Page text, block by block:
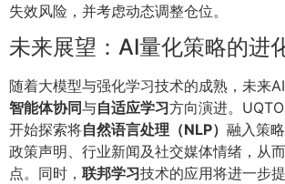
失效风险，并考虑动态调整仓位。
未来展望：AI量化策略的进
随着大模型与强化学习技术的成熟，未来
智能体协同与自适应学习方向演进。
开始探索将自然语言处理（NLP） 融入策
政策声明、行业新闻及社交媒体情绪，从
点。同时， 联邦学习技术的应用将进一步